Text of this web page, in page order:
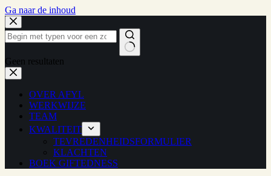
Ga naar de inhoud
Geen resultaten
OVER AFYL
WERKWIJZE
TEAM
KWALITEIT
TEVREDENHEIDSFORMULIER
KLACHTEN
BOEK GIFTEDNESS